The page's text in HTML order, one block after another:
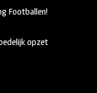
Footballen!
opzet